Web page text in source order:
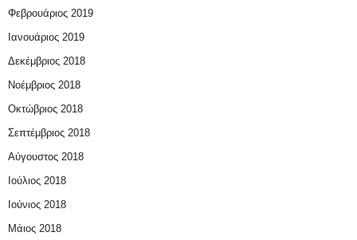
Φεβρουάριος 2019
Ιανουάριος 2019
Δεκέμβριος 2018
Νοέμβριος 2018
Οκτώβριος 2018
Σεπτέμβριος 2018
Αύγουστος 2018
Ιούλιος 2018
Ιούνιος 2018
Μάιος 2018